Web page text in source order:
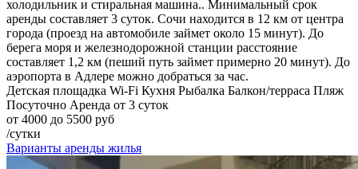
холодильник и стиральная машина.. Минимальный срок
аренды составляет 3 суток. Сочи находится в 12 км от центра
города (проезд на автомобиле займет около 15 минут). До
берега моря и железнодорожной станции расстояние
составляет 1,2 км (пеший путь займет примерно 20 минут). До
аэропорта в Адлере можно добраться за час.
Детская площадка Wi-Fi Кухня Рыбалка Балкон/терраса Пляж
Посуточно Аренда от 3 суток
от 4000 до 5500 руб
/сутки
Варианты аренды жилья